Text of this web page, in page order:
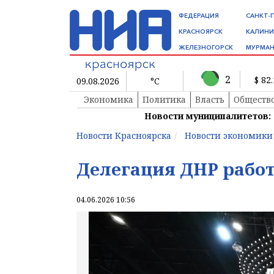
ФЕДЕРАЦИЯ
КРАСНОЯРСК
ЖЕЛЕЗНОГОРСК
САНКТ-
09.08.2026 °C 2
$
Экономика
Политика Власть
Новости муниципалитетов:
Новости Красноярска
Новости экономики
Делегация ДНР
04.06.2026 10:56